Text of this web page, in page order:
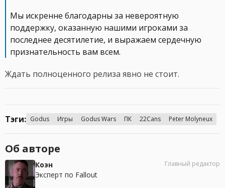
Мы искренне благодарны за невероятную
поддержку, оказанную нашими игроками за
последнее десятилетие, и выражаем сердечную
признательность вам всем.
Ждать полноценного релиза явно не стоит.
Тэги: Godus Игры Godus Wars ПК 22Cans Peter Molyneux
Об авторе
Коэн
Эксперт по Fallout
Главный редактор